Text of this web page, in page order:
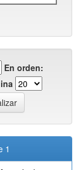
En orden:
1